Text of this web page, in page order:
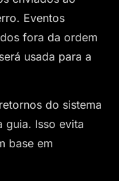
Eventos
fora da ordem
usada para a
do sistema
guia. Isso evita
base em